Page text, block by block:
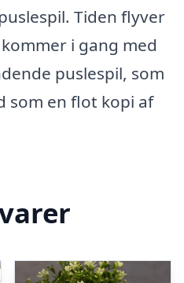
Tiden flyver
i gang med
puslespil, som
som en flot kopi af